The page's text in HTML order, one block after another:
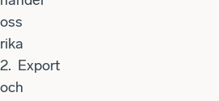
oss
rika
2. Export
och